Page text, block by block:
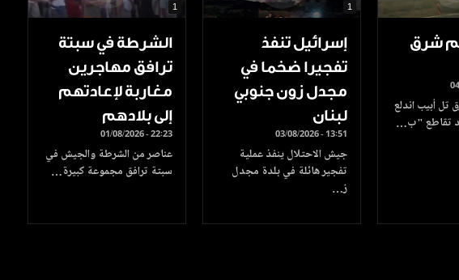
شرق
أبيب اندلع
تقاطع "ب…
1
إسرائيل تنفذ
تفجيرا ضخما في
مجدل زون جنوبي
لبنان
03/08/2026 - 13:51
جيش الاحتلال ينفذ عملية
تفجير هائلة في بلدة مجدل
ز…
1
الشرطة في سبتة
ترافق مهاجرين
مغاربة لإعادتهم
إلى بلادهم
01/08/2026 - 22:23
عناصر من الشرطة والجيش في
سبتة ترافق مجموعة كبيرة…